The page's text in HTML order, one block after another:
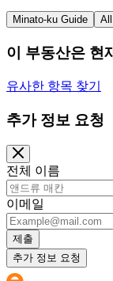
Minato-ku Guide
이 부동산은 현
유사한 항목 찾기
추가 정보 요청
전체 이름
이메일
제출
추가 정보 요청